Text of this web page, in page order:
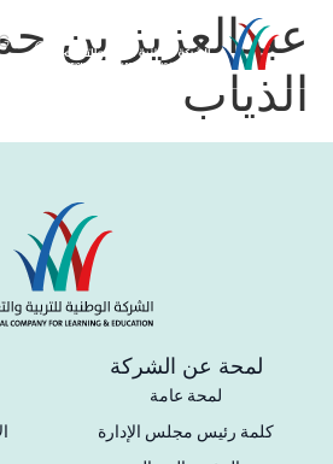
عبدالعزيز بن
الذياب
لمحة عن الشركة
لمحة عامة
كلمة رئيس مجلس الإدارة